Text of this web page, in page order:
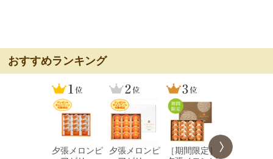
おすすめランキング
夕張メロンピ
夕張メロンピ
［期間限定］
夕張メロン